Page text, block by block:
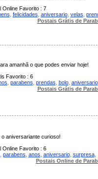
Online Favorito : 7
felicidades aniversario, velas
Postais Grátis de
amanhã o que podes enviar hoje!
Favorito : 6
parabens prendas bolo, aniversario,
Postais Grátis de
aniversariante curioso!
Online Favorito : 6
parabens anos aniversario, surpresa,
Postais Online de